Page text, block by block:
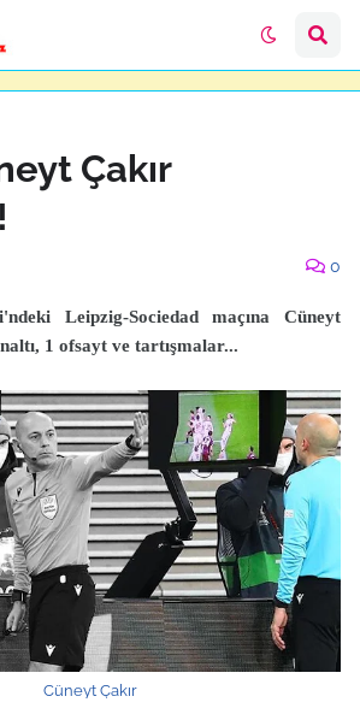
Çakır
0
Leipzig-Sociedad maçına Cüneyt
1 ofsayt ve tartışmalar...
Cüneyt Çakır